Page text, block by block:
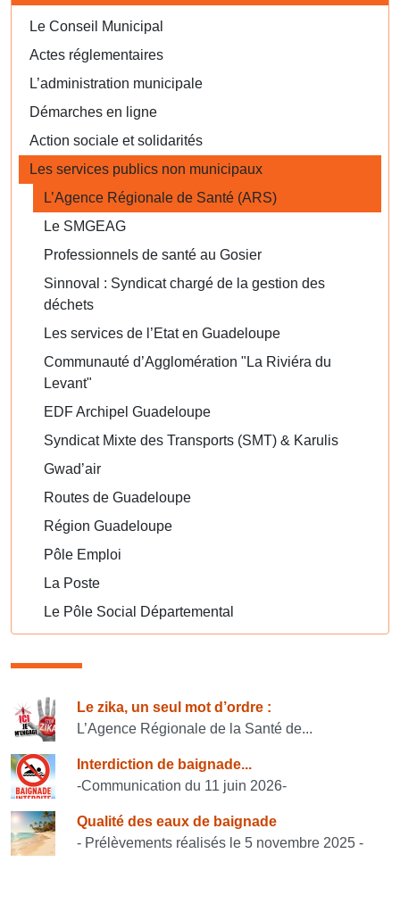
Le Conseil Municipal
Actes réglementaires
L’administration municipale
Démarches en ligne
Action sociale et solidarités
Les services publics non municipaux
L’Agence Régionale de Santé (ARS)
Le SMGEAG
Professionnels de santé au Gosier
Sinnoval : Syndicat chargé de la gestion des
déchets
Les services de l’Etat en Guadeloupe
Communauté d’Agglomération "La Riviéra du
Levant"
EDF Archipel Guadeloupe
Syndicat Mixte des Transports (SMT) & Karulis
Gwad’air
Routes de Guadeloupe
Région Guadeloupe
Pôle Emploi
La Poste
Le Pôle Social Départemental
Consulter également
Le zika, un seul mot d’ordre :
L’Agence Régionale de la Santé de...
Interdiction de baignade...
-Communication du 11 juin 2026-
Qualité des eaux de baignade
- Prélèvements réalisés le 5 novembre 2025 -